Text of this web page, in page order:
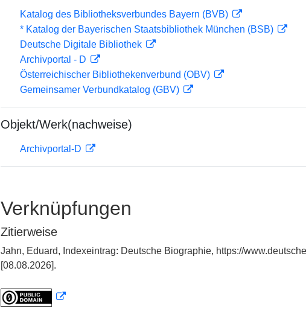
Katalog des Bibliotheksverbundes Bayern (BVB)
* Katalog der Bayerischen Staatsbibliothek München (BSB)
Deutsche Digitale Bibliothek
Archivportal - D
Österreichischer Bibliothekenverbund (OBV)
Gemeinsamer Verbundkatalog (GBV)
Objekt/Werk(nachweise)
Archivportal-D
Verknüpfungen
Zitierweise
Jahn, Eduard, Indexeintrag: Deutsche Biographie, https://
[08.08.2026].